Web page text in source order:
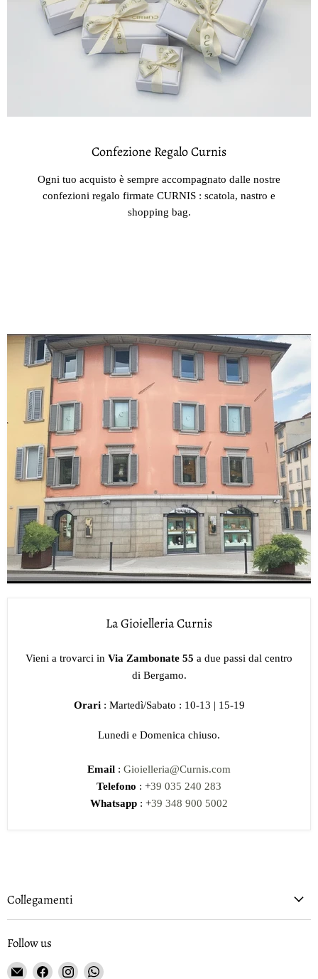
Confezione Regalo Curnis
Ogni tuo acquisto è sempre accompagnato dalle nostre
confezioni regalo firmate CURNIS : scatola, nastro e
shopping bag.
La Gioielleria Curnis
Vieni a trovarci in Via Zambonate 55 a due passi dal centro
di Bergamo.
Orari : Martedì/Sabato : 10-13 | 15-19
Lunedi e Domenica chiuso.
Email : Gioielleria@Curnis.com
Telefono : +39 035 240 283
Whatsapp : +39 348 900 5002
Collegamenti
Follow us
EmailFind Find Find